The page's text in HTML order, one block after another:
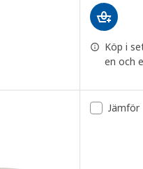
Djup tallrik, matt yta
Djup tallrik, matt yta
Köp i
en och
Jämför